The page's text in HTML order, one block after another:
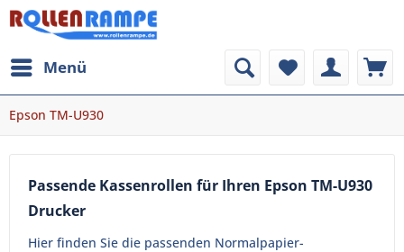
Menü
Epson TM-U930
Passende Kassenrollen für Ihren Epson TM-U930
Drucker
Hier finden Sie die passenden Normalpapier-